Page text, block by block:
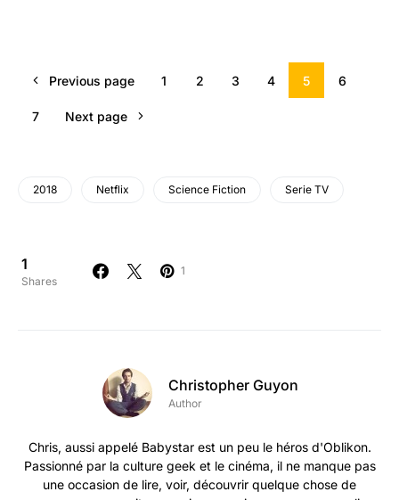
Previous page 1 2 3 4 5 6
7 Next page
2018 Netflix Science Fiction Serie TV
1
Shares
1
Christopher Guyon
Author
Chris, aussi appelé Babystar est un peu le héros d'Oblikon.
Passionné par la culture geek et le cinéma, il ne manque pas
une occasion de lire, voir, découvrir quelque chose de